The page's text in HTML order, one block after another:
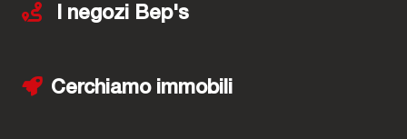
I negozi Bep's
Cerchiamo immobili